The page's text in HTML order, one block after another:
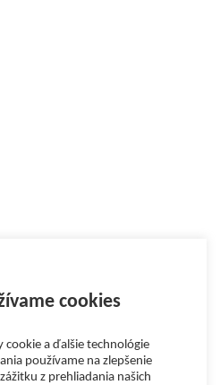
cookies
cookie a ďalšie technológie
používame na zlepšenie
z prehliadania našich